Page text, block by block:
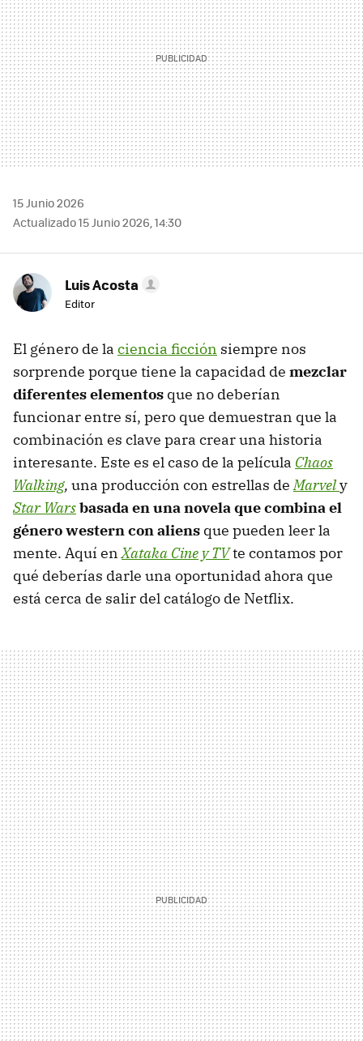
15 Junio 2026
Actualizado 15 Junio 2026, 14:30
Luis Acosta
Editor
El género de la ciencia ficción siempre nos
sorprende porque tiene la capacidad de mezclar
diferentes elementos que no deberían
funcionar entre sí, pero que demuestran que la
combinación es clave para crear una historia
interesante. Este es el caso de la película Chaos
Walking, una producción con estrellas deMarvely
Star Warsbasada en una novela que combina el
género western con aliens que pueden leer la
mente. Aquí enXataka Cine y TVte contamos por
qué deberías darle una oportunidad ahora que
está cerca de salir del catálogo de Netflix.